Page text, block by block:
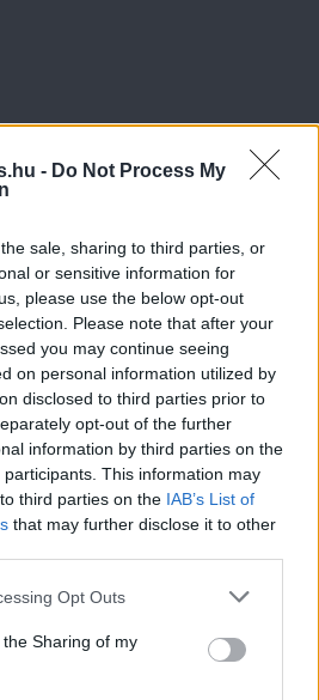
- Do Not Process My
sale, sharing to third parties, or
or sensitive information for
please use the below opt-out
Please note that after your
you may continue seeing
on personal information utilized by
disclosed to third parties prior to
opt-out of the further
information by third parties on the
participants. This information may
third parties on the IAB’s List of
that may further disclose it to other
app uses one or more Google
usage behaviour. You may click to
Google and its third-party tags to
purposes in below Google
Opt Outs
Sharing of my
vs
United